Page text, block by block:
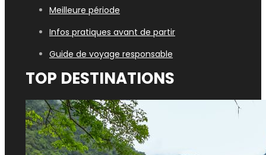
Meilleure période
Infos pratiques avant de partir
Guide de voyage responsable
TOP DESTINATIONS